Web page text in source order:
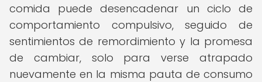
comida puede desencadenar un ciclo de
comportamiento compulsivo, seguido de
sentimientos de remordimiento y la promesa
de cambiar, solo para verse atrapado
nuevamente en la misma pauta de consumo